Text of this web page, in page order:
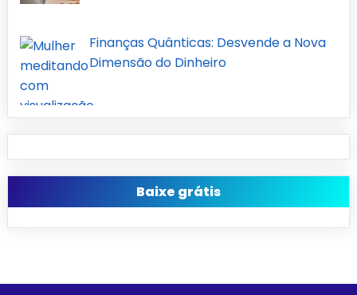
Finanças Quânticas: Desvende a Nova
Dimensão do Dinheiro
Baixe grátis